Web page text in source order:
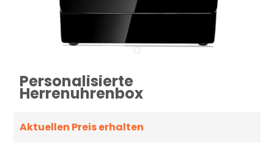
Personalisierte
Herrenuhrenbox
Aktuellen Preis erhalten